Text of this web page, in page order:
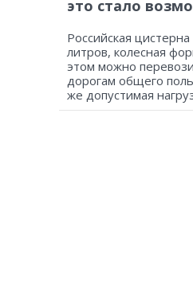
это стало
Российская
литров, колесная
этом можно
дорогам общего
же допустимая